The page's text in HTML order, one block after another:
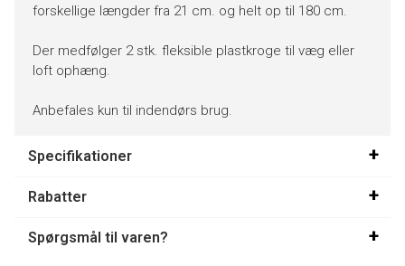
forskellige længder fra 21 cm. og helt op til 180 cm.
Der medfølger 2 stk. fleksible plastkroge til væg eller
loft ophæng.
Anbefales kun til indendørs brug.
Specifikationer
Rabatter
Spørgsmål til varen?